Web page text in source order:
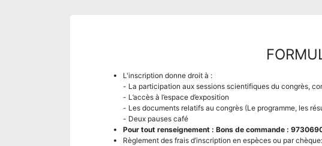
L'inscription donne droit à :
- La participation aux sessions scientifiques du congrès,
- L’accès à l’espace d’exposition
- Les documents relatifs au congrès (Le programme, les
- Deux pauses café
Pour tout renseignement : Bons de commande :
Règlement des frais d’inscription en espèces ou par